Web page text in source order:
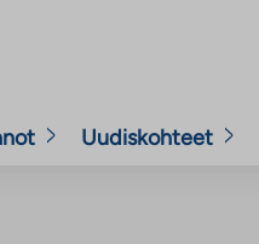
Uudiskohteet